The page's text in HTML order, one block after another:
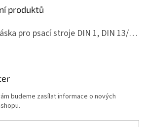
produktů
Barvící páska pro psací stroje DIN 1, DIN 13/10, LAND, PA červenočerná
produktu je 5 z 5 hvězdiček.
budeme zasílat informace o nových